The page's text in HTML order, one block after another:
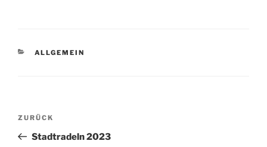
KATEGORIEN
ALLGEMEIN
Beitragsnavigation
Vorheriger
Beitrag
ZURÜCK
Stadtradeln 2023